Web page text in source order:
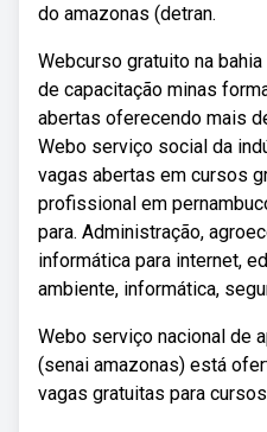
do amazonas (detran.
Webcurso gratuito na
de capacitação minas
abertas oferecendo mais
Webo serviço social da
vagas abertas em cursos
profissional em
para. Administração,
informática para internet,
ambiente, informática,
Webo serviço nacional de
(senai amazonas) está
vagas gratuitas para